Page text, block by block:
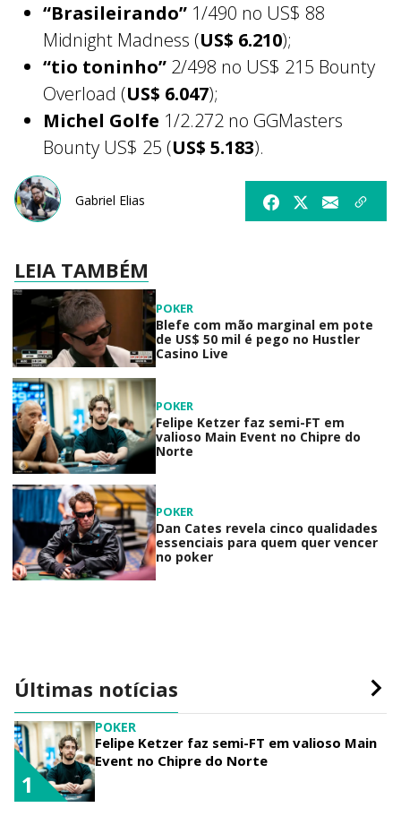
“Brasileirando” 1/490 no US$ 88
Midnight Madness (US$ 6.210);
“tio toninho” 2/498 no US$ 215 Bounty
Overload (US$ 6.047);
Michel Golfe 1/2.272 no GGMasters
Bounty US$ 25 (US$ 5.183).
Gabriel Elias
LEIA TAMBÉM
POKER
Blefe com mão marginal em pote
de US$ 50 mil é pego no Hustler
Casino Live
POKER
Felipe Ketzer faz semi-FT em
valioso Main Event no Chipre do
Norte
POKER
Dan Cates revela cinco qualidades
essenciais para quem quer vencer
no poker
Últimas notícias
POKER
Felipe Ketzer faz semi-FT em valioso Main
Event no Chipre do Norte
1